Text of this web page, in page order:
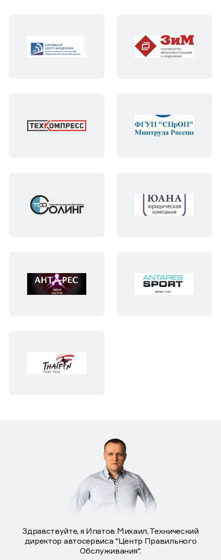
Здравствуйте, я Ипатов Михаил, Технический
директор автосервиса "Центр Правильного
Обслуживания".